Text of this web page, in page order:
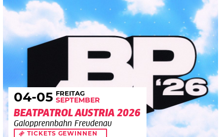
04-05 FREITAG
SEPTEMBER
BEATPATROL AUSTRIA 2026
Galopprennbahn Freudenau
TICKETS GEWINNEN